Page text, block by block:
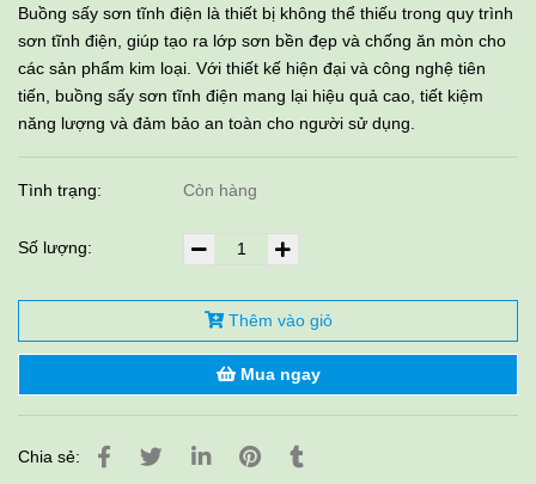
Buồng sấy sơn tĩnh điện là thiết bị không thể thiếu trong quy trình
sơn tĩnh điện, giúp tạo ra lớp sơn bền đẹp và chống ăn mòn cho
các sản phẩm kim loại. Với thiết kế hiện đại và công nghệ tiên
tiến, buồng sấy sơn tĩnh điện mang lại hiệu quả cao, tiết kiệm
năng lượng và đảm bảo an toàn cho người sử dụng.
Tình trạng: Còn hàng
Số lượng:
Thêm vào giỏ
Mua ngay
Chia sẻ: